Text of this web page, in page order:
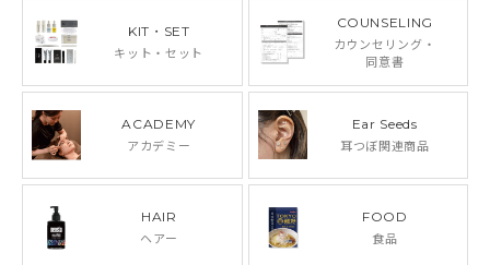
KIT・SET
キット・セット
COUNSELING
カウンセリング・
同意書
ACADEMY
アカデミー
Ear Seeds
耳つぼ関連商品
HAIR
ヘアー
FOOD
食品